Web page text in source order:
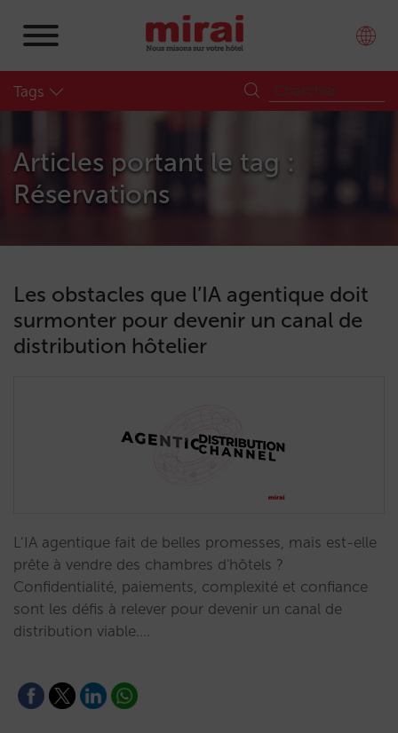
Tags
Articles portant le tag :
Réservations
Les obstacles que l’IA agentique doit
surmonter pour devenir un canal de
distribution hôtelier
L’IA agentique fait de belles promesses, mais est-elle
prête à vendre des chambres d'hôtels ?
Confidentialité, paiements, complexité et confiance
sont les défis à relever pour devenir un canal de
distribution viable.…